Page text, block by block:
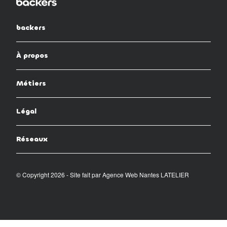
backers
À propos
Métiers
Légal
Réseaux
© Copyright 2026 - Site fait parAgence Web Nantes LATELIER